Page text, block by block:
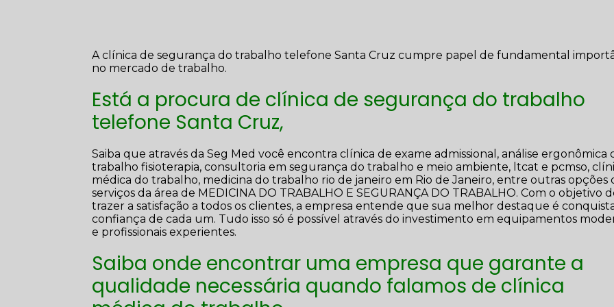
A clínica de segurança do trabalho telefone Santa Cruz cumpre papel de fundamental
no mercado de trabalho.
Está a procura de clínica de segurança do trabalho
telefone Santa Cruz,
Saiba que através da Seg Med você encontra clínica de exame admissional, análise ergonômica
trabalho fisioterapia, consultoria em segurança do trabalho e meio ambiente, ltcat e pcmso,
médica do trabalho, medicina do trabalho rio de janeiro em Rio de Janeiro, entre outras opções
serviços da área de MEDICINA DO TRABALHO E SEGURANÇA DO TRABALHO. Com o objetivo
trazer a satisfação a todos os clientes, a empresa entende que sua melhor destaque é
confiança de cada um. Tudo isso só é possível através do investimento em equipamentos
e profissionais experientes.
Saiba onde encontrar uma empresa que garante a
qualidade necessária quando falamos de clínica